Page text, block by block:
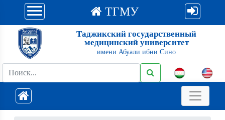
ТГМУ
Таджикский государственный
медицинский университет
имени Абуали ибни Сино